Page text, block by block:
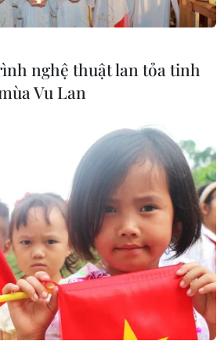
loạt sản phẩm mới,
iPhone 12
được Apple ra mắt gồm dòng
Watch SE, Apple Watch
bảng iPad 8 và iPad Air 2020.
nghệ thuật lan tỏa tinh
Vu Lan